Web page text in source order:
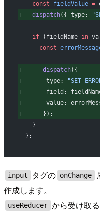
   const
fieldValue =
+
   dispatch
({ type:
   if
(fieldName in
     const
+
      dispatch
({
+
       type:
+
field:
+
value:
+
      });
   }
};
input タグの onChange
作成します。
useReducer から受け取る